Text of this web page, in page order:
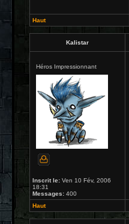
Haut
Kalistar
Héros Impressionnant
Inscrit le: Ven 10 Fév, 2006
18:31
Messages: 400
Haut